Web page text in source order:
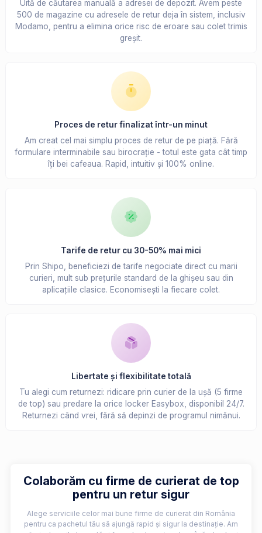
Uită de căutarea manuală a adresei de depozit. Avem peste
500 de magazine cu adresele de retur deja în sistem, inclusiv
Modamo, pentru a elimina orice risc de eroare sau colet trimis
greșit.
Proces de retur finalizat într-un minut
Am creat cel mai simplu proces de retur de pe piață. Fără
formulare interminabile sau birocrație - totul este gata cât timp
îți bei cafeaua. Rapid, intuitiv și 100% online.
Tarife de retur cu 30-50% mai mici
Prin Shipo, beneficiezi de tarife negociate direct cu marii
curieri, mult sub prețurile standard de la ghișeu sau din
aplicațiile clasice. Economisești la fiecare colet.
Libertate și flexibilitate totală
Tu alegi cum returnezi: ridicare prin curier de la ușă (5 firme
de top) sau predare la orice locker Easybox, disponibil 24/7.
Returnezi când vrei, fără să depinzi de programul nimănui.
Colaborăm cu firme de curierat de top
pentru un retur sigur
Alege serviciile celor mai bune firme de curierat din România
pentru ca pachetul tău să ajungă rapid și sigur la destinație. Am